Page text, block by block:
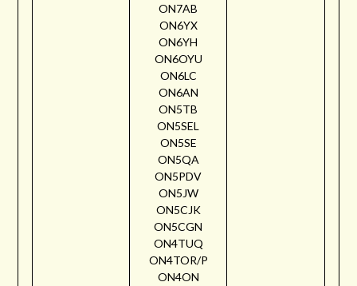
ON7AB
ON6YX
ON6YH
ON6OYU
ON6LC
ON6AN
ON5TB
ON5SEL
ON5SE
ON5QA
ON5PDV
ON5JW
ON5CJK
ON5CGN
ON4TUQ
ON4TOR/P
ON4ON